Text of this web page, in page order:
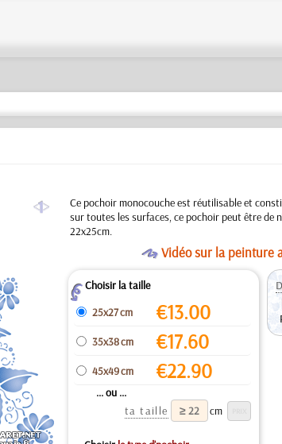
a
Ce pochoir monocouche est réutilisable et
sur toutes les surfaces, ce pochoir peut être de
22x25cm.
OVidéo sur la peinture
ZChoisir la taille
25x27 cm
€13.00
35x38 cm €17.60
45x49 cm €22.90
... ou ...
ta taille
cm